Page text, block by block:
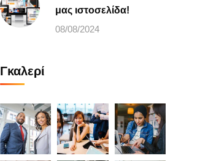
μας ιστοσελίδα!
08/08/2024
Γκαλερί